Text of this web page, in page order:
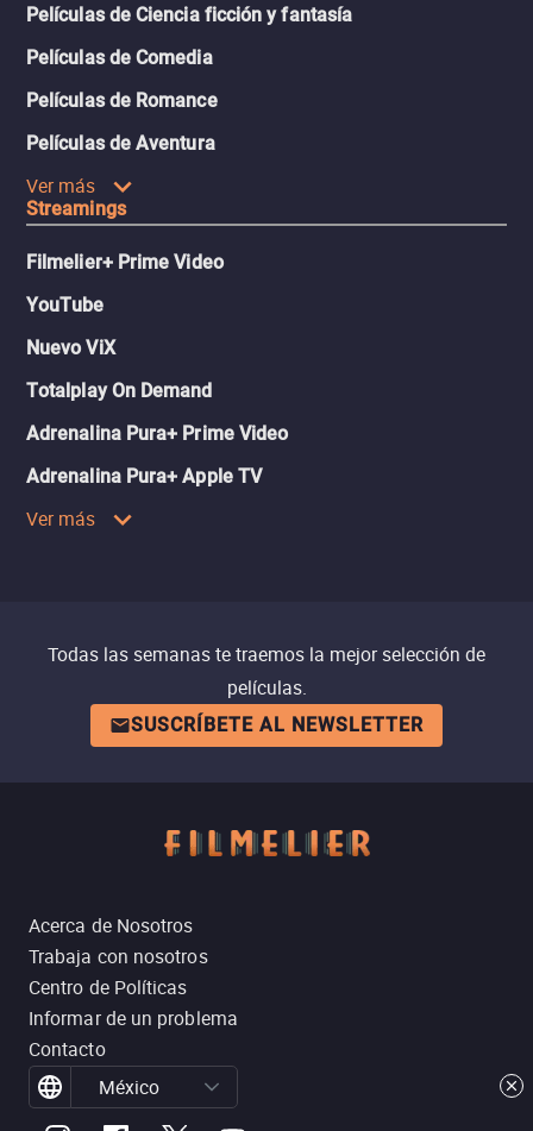
Películas de Ciencia ficción y fantasía
Películas de Comedia
Películas de Romance
Películas de Aventura
Ver más
Streamings
Filmelier+ Prime Video
YouTube
Nuevo ViX
Totalplay On Demand
Adrenalina Pura+ Prime Video
Adrenalina Pura+ Apple TV
Ver más
Todas las semanas te traemos la mejor selección de
películas.
SUSCRÍBETE AL NEWSLETTER
Acerca de Nosotros
Trabaja con nosotros
Centro de Políticas
Informar de un problema
Contacto
México